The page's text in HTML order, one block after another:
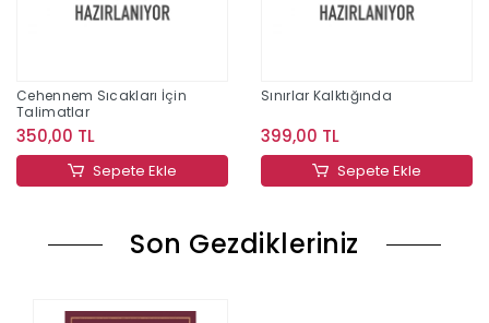
Cehennem Sıcakları İçin
Talimatlar
350,00 TL
Sepete Ekle
Sınırlar Kalktığında
399,00 TL
Sepete Ekle
Son Gezdikleriniz